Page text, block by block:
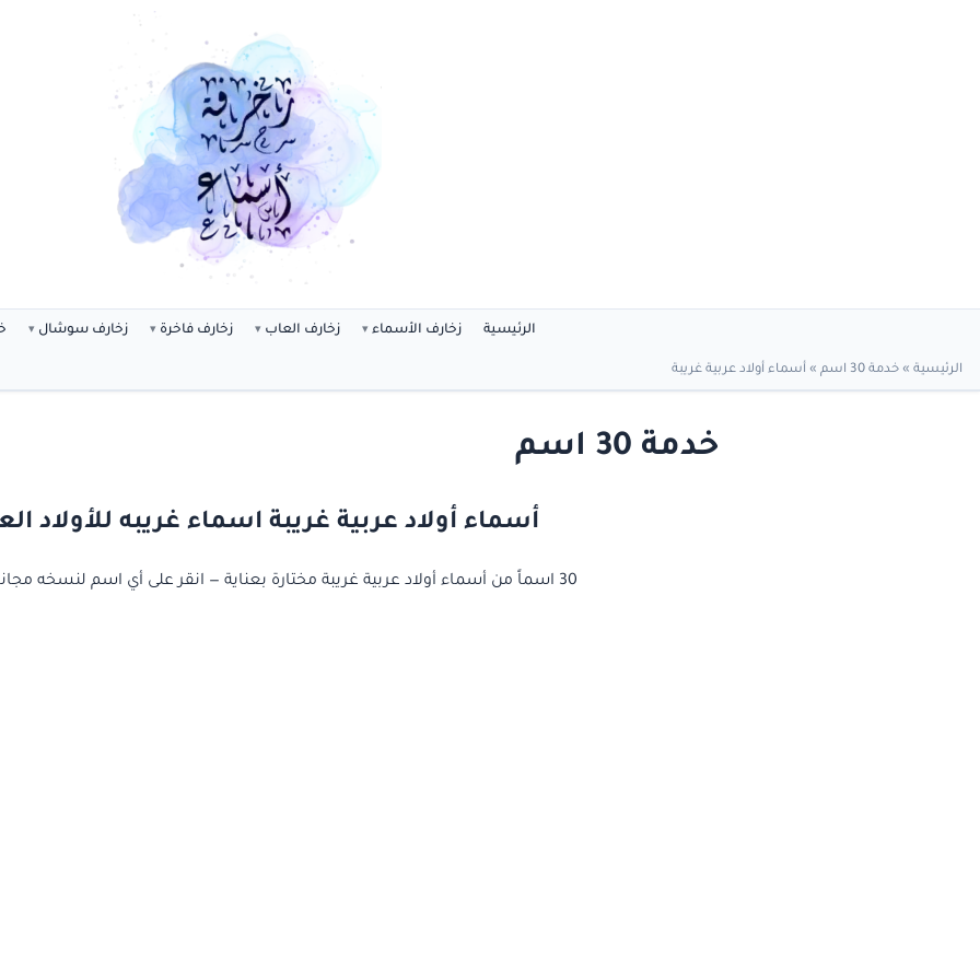
الرئيسية زخارف الأسماء زخارف العاب زخارف فاخرة زخارف سوشال
الرئيسية » خدمة 30 اسم » أسماء أولاد عربية غريبة
خدمة 30 اسم
أسماء أولاد عربية غريبة اسماء غريبه للأولاد
30 اسماً من أسماء أولاد عربية غريبة مختارة بعناية — انقر على أي اسم لنسخه مجاناً لحساباتك.